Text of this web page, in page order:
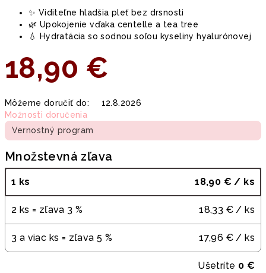
✨ Viditeľne hladšia pleť bez drsnosti
🌿 Upokojenie vďaka centelle a tea tree
💧 Hydratácia so sodnou soľou kyseliny hyalurónovej
18,90 €
cena:
Môžeme doručiť do:
12.8.2026
Možnosti doručenia
Vernostný program
Množstevná zľava
1 ks 18,90 € / ks
2 ks = zľava 3 % 18,33 € / ks
3 a viac ks = zľava 5 % 17,96 € / ks
Ušetríte 0 €